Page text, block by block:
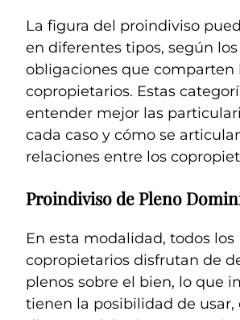
La figura del proindiviso
en diferentes tipos, según
obligaciones que comparten
copropietarios. Estas
entender mejor las
cada caso y cómo se
relaciones entre los
Proindiviso de Pleno
En esta modalidad, todos los
copropietarios disfrutan de
plenos sobre el bien, lo que
tienen la posibilidad de usar,